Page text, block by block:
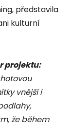
představila
kulturní
projektu:
vnější i
že během